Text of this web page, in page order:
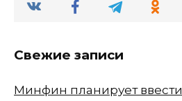
Свежие записи
Минфин планирует